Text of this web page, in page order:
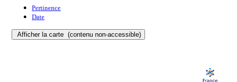
Pertinence
Date
Afficher la carte (contenu non-accessible)